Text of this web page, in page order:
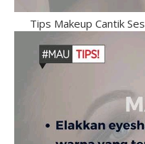
Tips Makeup Cantik